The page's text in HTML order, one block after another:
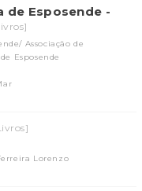
de Esposende -
Associação de
Esposende
Lorenzo